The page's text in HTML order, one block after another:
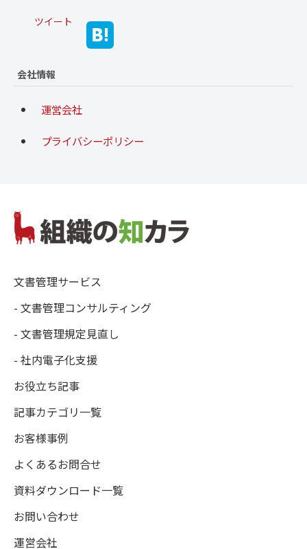
ツイート
会社情報
運営会社
プライバシーポリシー
文書管理サービス
- 文書管理コンサルティング
- 文書管理規定見直し
- 社内電子化支援
お役立ち記事
記事カテゴリ一覧
お客様事例
よくあるお問合せ
資料ダウンロード一覧
お問い合わせ
運営会社